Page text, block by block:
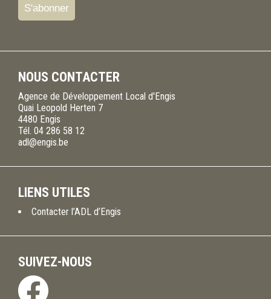
NOUS CONTACTER
Agence de Développement Local d'Engis
Quai Leopold Herten 7
4480 Engis
Tél. 04 286 58 12
adl@engis.be
LIENS UTILES
Contacter l’ADL d’Engis
SUIVEZ-NOUS